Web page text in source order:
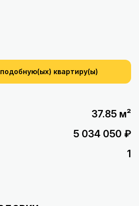
подобную(ых) квартиру(ы)
37.85 м²
5 034 050 ₽
1